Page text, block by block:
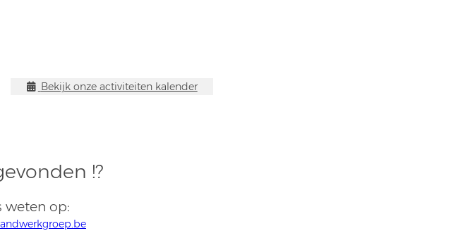
Bekijk onze activiteiten kalender
!?
weten op: